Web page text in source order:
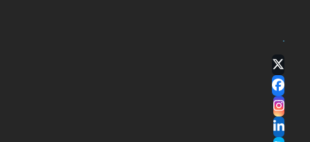
Twitter
(deprecated)
Facebook
Instagram
LinkedIn